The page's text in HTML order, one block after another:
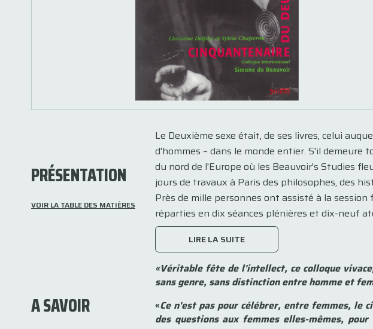
PRÉSENTATION
VOIR LA TABLE DES MATIÈRES
Le Deuxième sexe était, de ses livres, celui
d'hommes – dans le monde entier. S'il
du nord de l'Europe où les Beauvoir's Studies
jours de travaux à Paris des philosophes, des
Près de mille personnes ont assisté à la
réparties en dix séances plénières et dix-neuf
LIRE LA SUITE
A SAVOIR
«Véritable fête de l'intellect, ce colloque
sans genre, sans distinction entre homme et
«Ce n'est pas pour célébrer, entre femmes, le
des questions aux femmes elles-mêmes, pour